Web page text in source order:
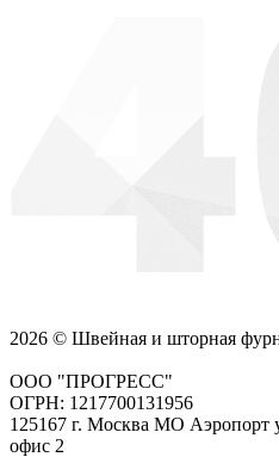
2026 © Швейная и шторная
ООО "ПРОГРЕСС"
ОГРН: 1217700131956
125167 г. Москва МО Аэропорт
офис 2